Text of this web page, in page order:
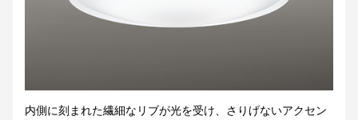
内側に刻まれた繊細なリブが光を受け、さりげないアクセン